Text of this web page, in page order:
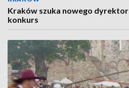
Kraków szuka nowego
konkurs